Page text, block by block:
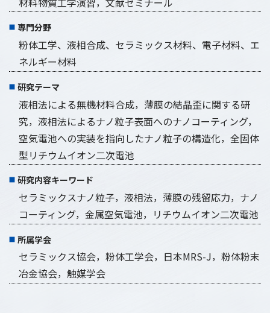
専門分野
粉体工学、液相合成、セラミックス材料、電子材料、エ
ネルギー材料
研究テーマ
液相法による無機材料合成，薄膜の結晶歪に関する研
究，液相法によるナノ粒子表面へのナノコーティング，
空気電池への実装を指向したナノ粒子の構造化，全固体
型リチウムイオン二次電池
研究内容キーワード
セラミックスナノ粒子，液相法，薄膜の残留応力，ナノ
コーティング，金属空気電池，リチウムイオン二次電池
所属学会
セラミックス協会，粉体工学会，日本MRS-J，粉体粉末
冶金協会，触媒学会